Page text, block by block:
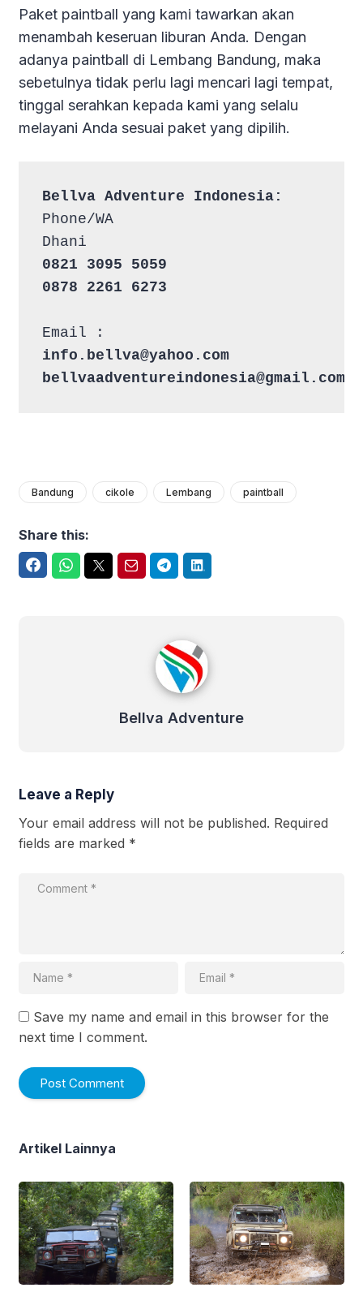
Paket paintball yang kami tawarkan akan
menambah keseruan liburan Anda. Dengan
adanya paintball di Lembang Bandung, maka
sebetulnya tidak perlu lagi mencari lagi tempat,
tinggal serahkan kepada kami yang selalu
melayani Anda sesuai paket yang dipilih.
Bellva Adventure Indonesia:
Phone/WA
Dhani
0821 3095 5059
0878 2261 6273
Email :
info.bellva@yahoo.com
bellvaadventureindonesia@gmail.com
Bandung cikole Lembang paintball
Share this:
Bellva Adventure
Leave a Reply
Your email address will not be published. Required
fields are marked *
Save my name and email in this browser for the
next time I comment.
Artikel Lainnya